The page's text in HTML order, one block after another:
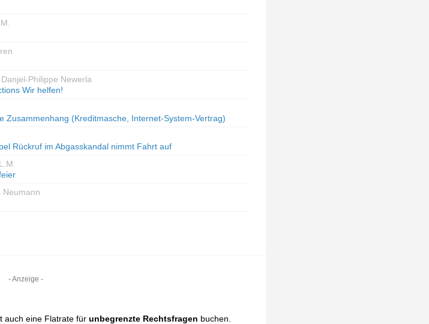
Philippe Newerla
Wir helfen!
Zusammenhang (Kreditmasche, Internet-System-Vertrag)
Rückruf im Abgasskandal nimmt Fahrt auf
Neumann
- Anzeige -
auch eine Flatrate für unbegrenzte Rechtsfragen buchen.